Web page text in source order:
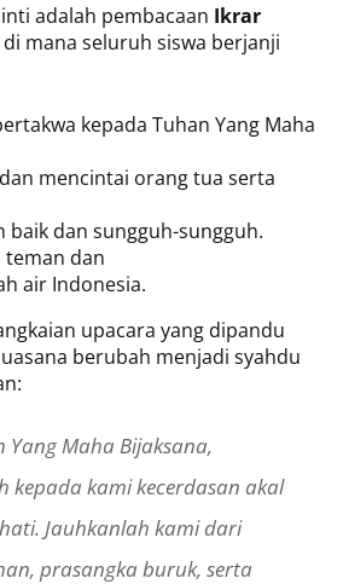
adalah pembacaan Ikrar
di mana seluruh siswa berjanji
kepada Tuhan Yang Maha
mencintai orang tua serta
baik dan sungguh-sungguh.
teman dan
air Indonesia.
upacara yang dipandu
berubah menjadi syahdu
Yang Maha Bijaksana,
kepada kami kecerdasan akal
Jauhkanlah kami dari
prasangka buruk, serta